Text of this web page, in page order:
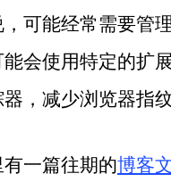
可能经常需要管
会使用特定的扩
，减少浏览器指
一篇往期的博客